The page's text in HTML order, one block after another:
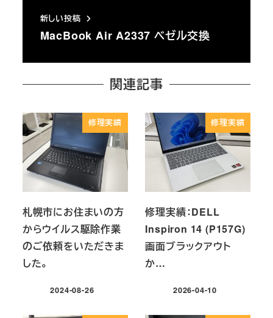
新しい投稿
MacBook Air A2337 ベゼル交換
関連記事
修理実績
札幌市にお住まいの方
からウイルス駆除作業
のご依頼をいただきま
した。
投稿日
2024-08-26
修理実績
修理実績：DELL
Inspiron 14 (P157G)
画面ブラックアウト
か…
投稿日
2026-04-10